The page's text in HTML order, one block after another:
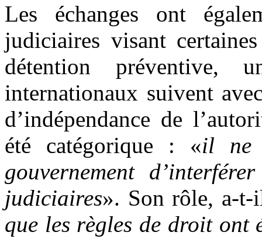
Les échanges ont
judiciaires visant
détention préventive,
internationaux suivent
d’indépendance de
été catégorique : «il ne
gouvernement
judiciaires». Son rôle, a-t-
que les règles de droit ont